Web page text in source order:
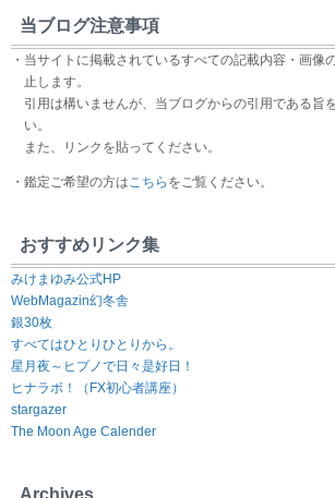
当ブログ注意事項
・当サイトに掲載されているすべての記載内容・画像
止します。
引用は構いませんが、当ブログからの引用である旨
い。
また、リンクを貼ってください。
・鑑定ご希望の方はこちら をご覧ください。
おすすめリンク集
みけまゆみ公式HP
WebMagazin幻冬舎
銀30枚
すべてはひとりひとりから。
星月夜～ヒプノで日々是好日！
ヒナラボ！（FX初心者講座）
stargazer
The Moon Age Calender
Archives